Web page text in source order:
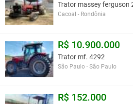
Trator massey ferguson
Cacoal - Rondônia
R$ 10.900.000
Trator mf. 4292
São Paulo - São Paulo
R$ 152.000